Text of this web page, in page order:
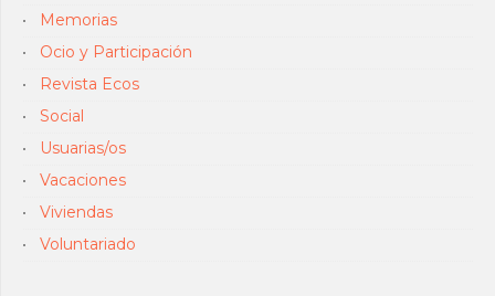
Memorias
Ocio y Participación
Revista Ecos
Social
Usuarias/os
Vacaciones
Viviendas
Voluntariado